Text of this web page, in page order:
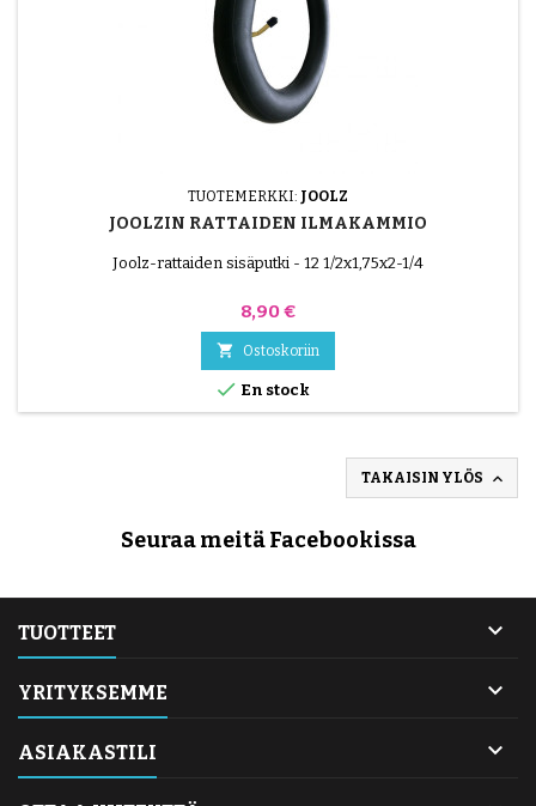
TUOTEMERKKI: JOOLZ
JOOLZIN RATTAIDEN ILMAKAMMIO
Joolz-rattaiden sisäputki - 12 1/2x1,75x2-1/4
Hinta
8,90 €
 Ostoskoriin
 En stock
TAKAISIN YLÖS 
Seuraa meitä Facebookissa
TUOTTEET 
YRITYKSEMME 
ASIAKASTILI 